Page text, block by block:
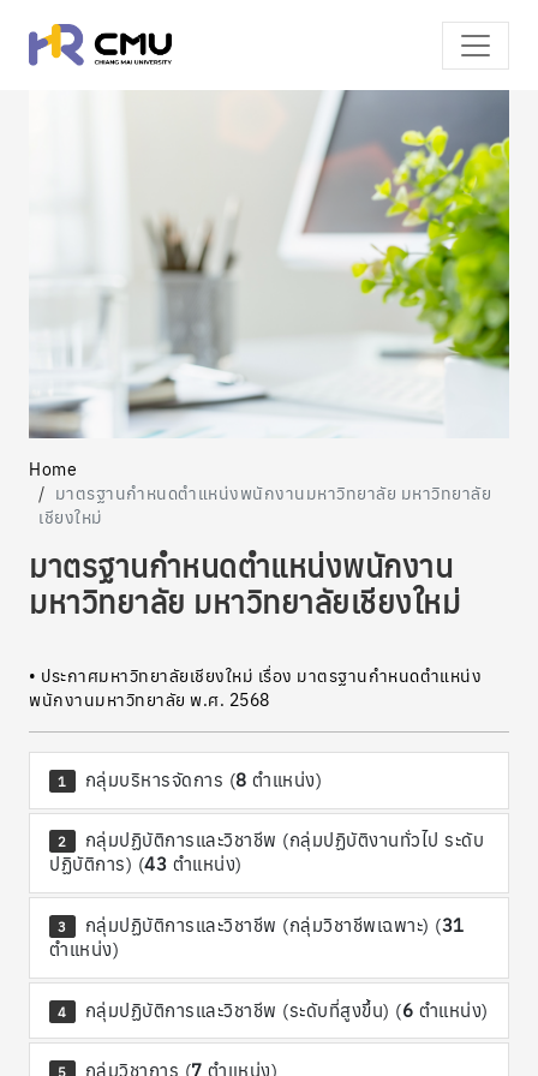
Home
มาตรฐานกำหนดตำแหน่งพนักงานมหาวิทยาลัย มหาวิทยาลัย
เชียงใหม่
มาตรฐานกำหนดตำแหน่งพนักงาน
มหาวิทยาลัย มหาวิทยาลัยเชียงใหม่
• ประกาศมหาวิทยาลัยเชียงใหม่ เรื่อง มาตรฐานกำหนดตำแหน่ง
พนักงานมหาวิทยาลัย พ.ศ. 2568
1 กลุ่มบริหารจัดการ (8 ตำแหน่ง)
2
กลุ่มปฏิบัติการและวิชาชีพ (กลุ่มปฏิบัติงานทั่วไป ระดับ
ปฏิบัติการ) (43 ตำแหน่ง)
3 กลุ่มปฏิบัติการและวิชาชีพ (กลุ่มวิชาชีพเฉพาะ) (31
ตำแหน่ง)
4 กลุ่มปฏิบัติการและวิชาชีพ (ระดับที่สูงขึ้น) (6 ตำแหน่ง)
5 กลุ่มวิชาการ (7 ตำแหน่ง)